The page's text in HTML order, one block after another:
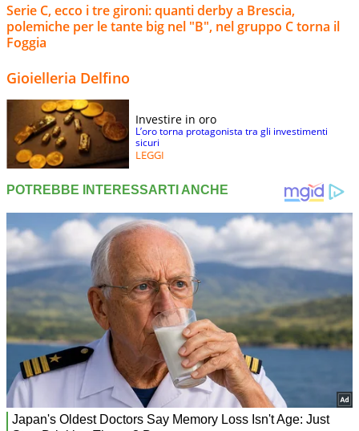
Serie C, ecco i tre gironi: quanti derby a Brescia,
polemiche per le tante big nel "B", nel gruppo C torna il
Foggia
Gioielleria Delfino
Investire in oro
L’oro torna protagonista tra gli investimenti
sicuri
LEGGI